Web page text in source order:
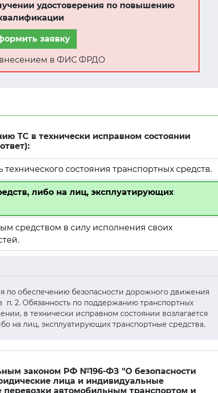
удостоверения по повышению
заявку
внесением в ФИС ФРДО
ТС в технически исправном состоянии
состояния транспортных средств.
либо на лиц, эксплуатирующих
средством в силу исполнения своих
по обеспечению безопасности дорожного движения
п. 2. Обязанность по поддержанию транспортных
в технически исправном состоянии возлагается
на лиц, эксплуатирующих транспортные средства.
законом РФ №196-ФЗ "О безопасности
лица и индивидуальные
автомобильным транспортом и